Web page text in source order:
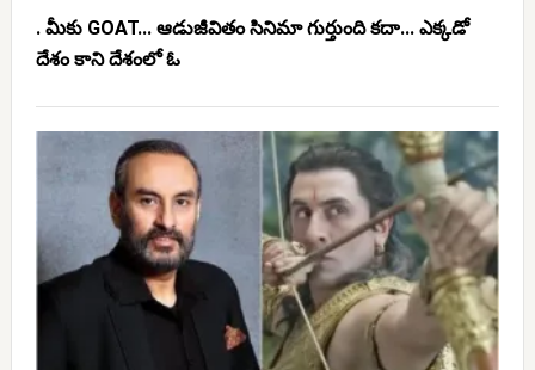
. మీకు GOAT... ఆడుజీవితం సినిమా గుర్తుంది కదా... ఎక్కడో
దేశం కాని దేశంలో ఓ